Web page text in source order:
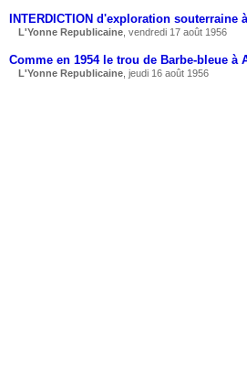
INTERDICTION d'exploration souterraine
L'Yonne Republicaine , vendredi 17 août 1956
Comme en 1954 le trou de Barbe-bleue
L'Yonne Republicaine , jeudi 16 août 1956